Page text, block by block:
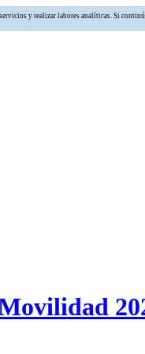
y realizar labores analíticas. Si